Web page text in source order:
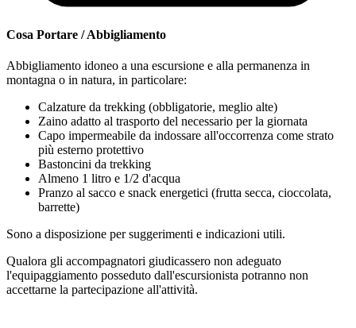
Cosa Portare / Abbigliamento
Abbigliamento idoneo a una escursione e alla permanenza in
montagna o in natura, in particolare:
Calzature da trekking (obbligatorie, meglio alte)
Zaino adatto al trasporto del necessario per la giornata
Capo impermeabile da indossare all'occorrenza come strato
più esterno protettivo
Bastoncini da trekking
Almeno 1 litro e 1/2 d'acqua
Pranzo al sacco e snack energetici (frutta secca, cioccolata,
barrette)
Sono a disposizione per suggerimenti e indicazioni utili.
Qualora gli accompagnatori giudicassero non adeguato
l'equipaggiamento posseduto dall'escursionista potranno non
accettarne la partecipazione all'attività.